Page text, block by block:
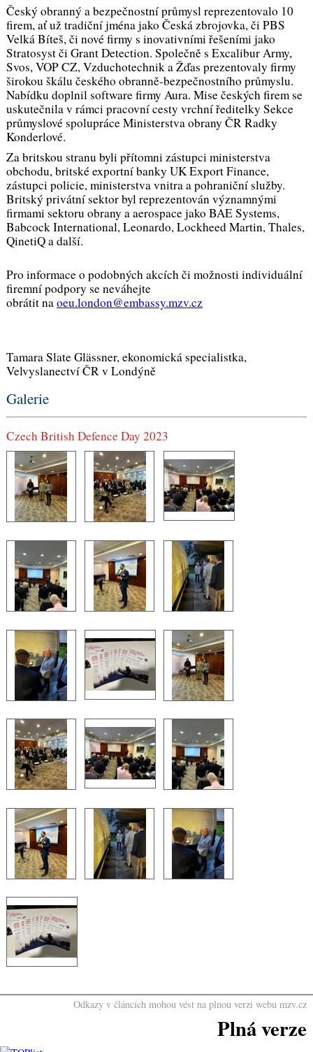
Český obranný a bezpečnostní průmysl reprezentovalo 10
firem, ať už tradiční jména jako Česká zbrojovka, či PBS
Velká Bíteš, či nové firmy s inovativními řešeními jako
Stratosyst či Grant Detection. Společně s Excalibur Army,
Svos, VOP CZ, Vzduchotechnik a Žďas prezentovaly firmy
širokou škálu českého obranně-bezpečnostního průmyslu.
Nabídku doplnil software firmy Aura. Mise českých firem se
uskutečnila v rámci pracovní cesty vrchní ředitelky Sekce
průmyslové spolupráce Ministerstva obrany ČR Radky
Konderlové.
Za britskou stranu byli přítomni zástupci ministerstva
obchodu, britské exportní banky UK Export Finance,
zástupci policie, ministerstva vnitra a pohraniční služby.
Britský privátní sektor byl reprezentován významnými
firmami sektoru obrany a aerospace jako BAE Systems,
Babcock International, Leonardo, Lockheed Martin, Thales,
QinetiQ a další.
Pro informace o podobných akcích či možnosti individuální
firemní podpory se neváhejte
obrátit naoeu.london@embassy.mzv.cz
Tamara Slate Glässner, ekonomická specialistka,
Velvyslanectví ČR v Londýně
Galerie
Czech British Defence Day 2023
Odkazy v článcích mohou vést na plnou verzi webu mzv.cz
Plná verze